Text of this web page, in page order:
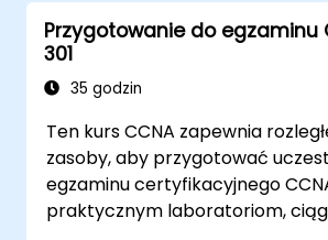
Przygotowanie do egzaminu
301
35 godzin
Ten kurs CCNA zapewnia
zasoby, aby przygotować
egzaminu certyfikacyjnego
praktycznym laboratoriom,